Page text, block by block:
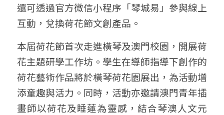
還可透過官方微信小程序「琴城易」參與線上
互動，兌換荷花節文創產品。
本屆荷花節首次走進橫琴及澳門校園，開展荷
花主題研學工作坊。學生在導師指導下創作的
荷花藝術作品將於橫琴荷花園展出，為活動增
添童趣與活力。同時，活動亦邀請澳門青年插
畫師以荷花及睡蓮為靈感，結合琴澳人文元